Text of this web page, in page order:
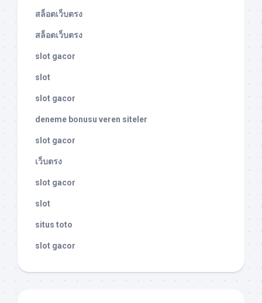
สล็อตเว็บตรง
สล็อตเว็บตรง
slot gacor
slot
slot gacor
deneme bonusu veren siteler
slot gacor
เว็บตรง
slot gacor
slot
situs toto
slot gacor